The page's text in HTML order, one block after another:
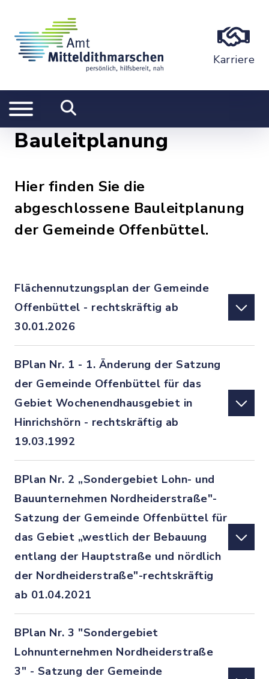
Karriere
Bauleitplanung
Hier finden Sie die
abgeschlossene Bauleitplanung
der Gemeinde Offenbüttel.
Flächennutzungsplan der Gemeinde
Offenbüttel - rechtskräftig ab
30.01.2026
BPlan Nr. 1 - 1. Änderung der Satzung
der Gemeinde Offenbüttel für das
Gebiet Wochenendhausgebiet in
Hinrichshörn - rechtskräftig ab
19.03.1992
BPlan Nr. 2 „Sondergebiet Lohn- und
Bauunternehmen Nordheiderstraße"-
Satzung der Gemeinde Offenbüttel für
das Gebiet „westlich der Bebauung
entlang der Hauptstraße und nördlich
der Nordheiderstraße"-rechtskräftig
ab 01.04.2021
BPlan Nr. 3 "Sondergebiet
Lohnunternehmen Nordheiderstraße
3" - Satzung der Gemeinde